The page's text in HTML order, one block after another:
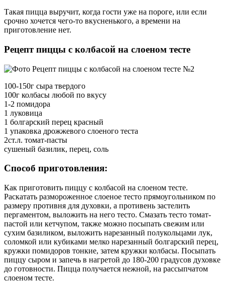
Такая пицца выручит, когда гости уже на пороге, или если
срочно хочется чего-то вкусненького, а времени на
приготовление нет.
Рецепт пиццы с колбасой на слоеном тесте
100-150г сыра твердого
100г колбасы любой по вкусу
1-2 помидора
1 луковица
1 болгарский перец красный
1 упаковка дрожжевого слоеного теста
2ст.л. томат-пасты
сушеный базилик, перец, соль
Способ приготовления:
Как приготовить пиццу с колбасой на слоеном тесте.
Раскатать размороженное слоеное тесто прямоугольником по
размеру противня для духовки, а противень застелить
пергаментом, выложить на него тесто. Смазать тесто томат-
пастой или кетчупом, также можно посыпать свежим или
сухим базиликом, выложить нарезанный полукольцами лук,
соломкой или кубиками мелко нарезанный болгарский перец,
кружки помидоров тонкие, затем кружки колбасы. Посыпать
пиццу сыром и запечь в нагретой до 180-200 градусов духовке
до готовности. Пицца получается нежной, на рассыпчатом
слоеном тесте.